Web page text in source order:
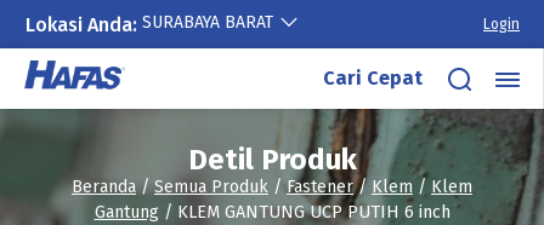
Lokasi Anda: SURABAYA BARAT Login
Lewati
konten
Cari Cepat
Detil Produk
Beranda/Semua Produk /Fastener/ Klem / Klem
Gantung/ KLEM GANTUNG UCP PUTIH 6 inch